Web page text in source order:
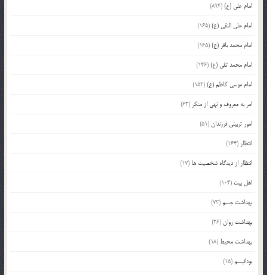
امام علی (ع)(894)
امام علی النقی (ع)(165)
امام محمد باقر (ع)(165)
امام محمد تقی (ع)(146)
امام موسی کاظم (ع)(152)
امر به معروف و نهی از منکر (63)
امور تربیتی فرزندان(51)
انتظار (164)
انتظار از دیدگاه شخصیت ها (17)
اهل بیت (104)
بهداشت جسم(73)
بهداشت روان(26)
بهداشت محیط (18)
بودائیسم(15)